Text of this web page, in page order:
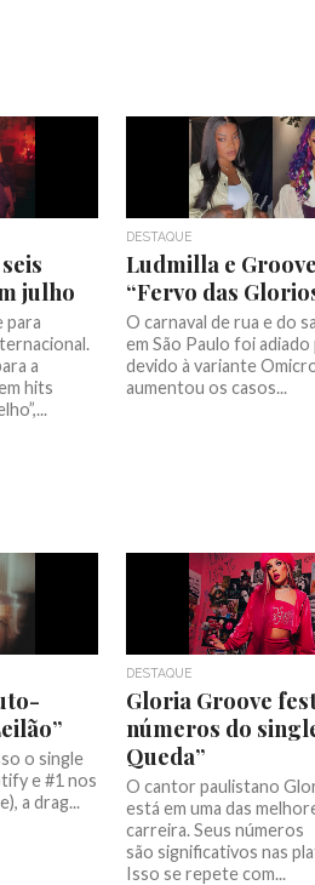
julho
para
a
hits
DESTAQUE
Ludmilla e
“Fervo das
O carnaval de rua e do
em São Paulo foi adiado
devido à variante
aumentou os casos...
o single
e #1 nos
a drag...
DESTAQUE
Gloria Groove
números do
Queda”
O cantor paulistano
está em uma das
carreira. Seus números
são significativos nas
Isso se repete com...